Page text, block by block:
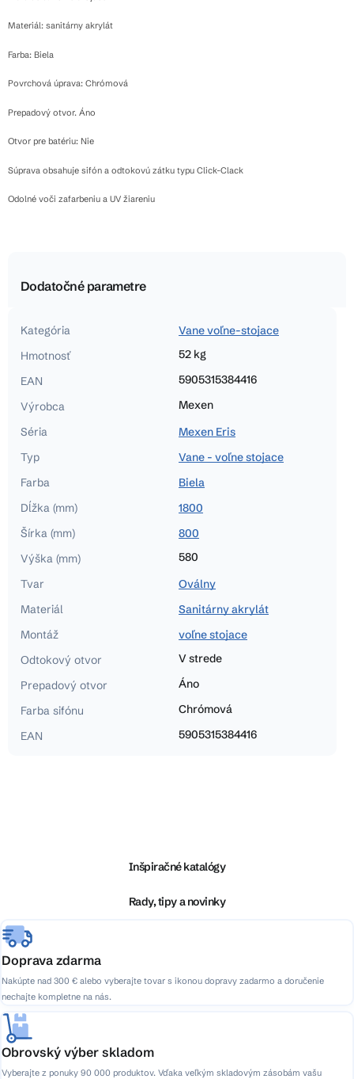
Materiál: sanitárny akrylát
Farba: Biela
Povrchová úprava: Chrómová
Prepadový otvor. Áno
Otvor pre batériu: Nie
Súprava obsahuje sifón a odtokovú zátku typu Click-Clack
Odolné voči zafarbeniu a UV žiareniu
Dodatočné parametre
Kategória
Vane voľne-stojace
Hmotnosť
52 kg
EAN
5905315384416
Výrobca
Mexen
Séria
Mexen Eris
Typ
Vane - voľne stojace
Farba
Biela
Dĺžka (mm)
1800
Šírka (mm)
800
Výška (mm)
580
Tvar
Oválny
Materiál
Sanitárny akrylát
Montáž
voľne stojace
Odtokový otvor
V strede
Prepadový otvor
Áno
Farba sifónu
Chrómová
EAN
5905315384416
e
Inšpiračné katalógy
Rady, tipy a novinky
Doprava zdarma
Nakúpte nad 300 € alebo vyberajte tovar s ikonou dopravy zadarmo a doručenie
nechajte kompletne na nás.
Obrovský výber skladom
Vyberajte z ponuky 90 000 produktov. Vďaka veľkým skladovým zásobám vašu